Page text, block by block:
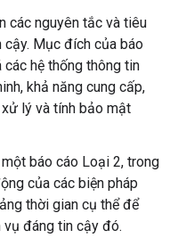
các nguyên tắc và tiêu
cậy. Mục đích của báo
các hệ thống thông tin
khả năng cung cấp,
lý và tính bảo mật
báo cáo Loại 2, trong
của các biện pháp
thời gian cụ thể để
đáng tin cậy đó.